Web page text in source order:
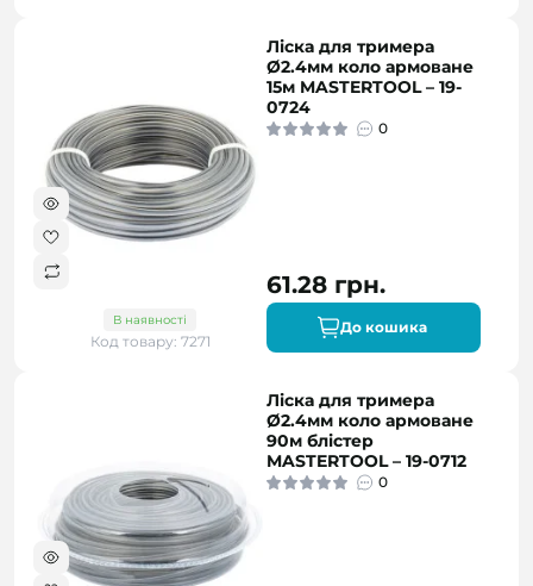
В наявності
Код товару: 7271
Ліска для тримера
Ø2.4мм коло армоване
15м MASTERTOOL – 19-
0724
0
61.28 грн.
До кошика
Ліска для тримера
Ø2.4мм коло армоване
90м блістер
MASTERTOOL – 19-0712
0